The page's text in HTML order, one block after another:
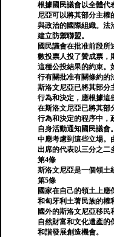
根據國民議會以全體代
尼亞可以將其部分主權
與政治的國際組織。法
建立防禦聯盟。
國民議會在批准前段
數投票人投了贊成票，
這種公投結果的約束。
行有關批准有關條約的
斯洛文尼亞已將其部分
行為和決定，應根據這
在斯洛文尼亞已將其部
行為和決定的程序中，
自身活動通知國民議會
中應考慮到這些立場。
出席的代表以三分之二
第4條
斯洛文尼亞是一個領土
第5條
國家在自己的領土上應
和匈牙利土著民族的權
國外的斯洛文尼亞移
自然財富和文化遺產的
和諧發展創造機會。